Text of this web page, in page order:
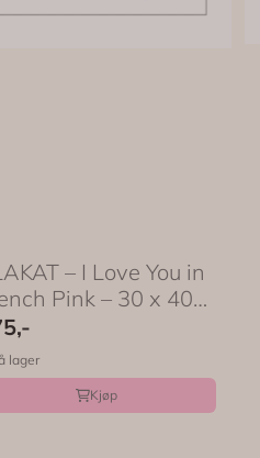
– I Love You in
Pink – 30 x 40
...
lager
Kjøp